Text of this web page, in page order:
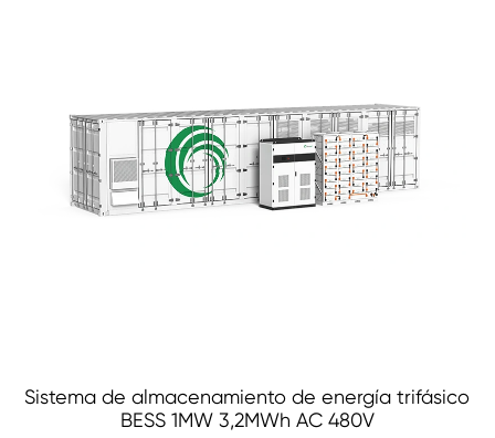
Sistema de almacenamiento de energía trifásico
BESS 1MW 3,2MWh AC 480V